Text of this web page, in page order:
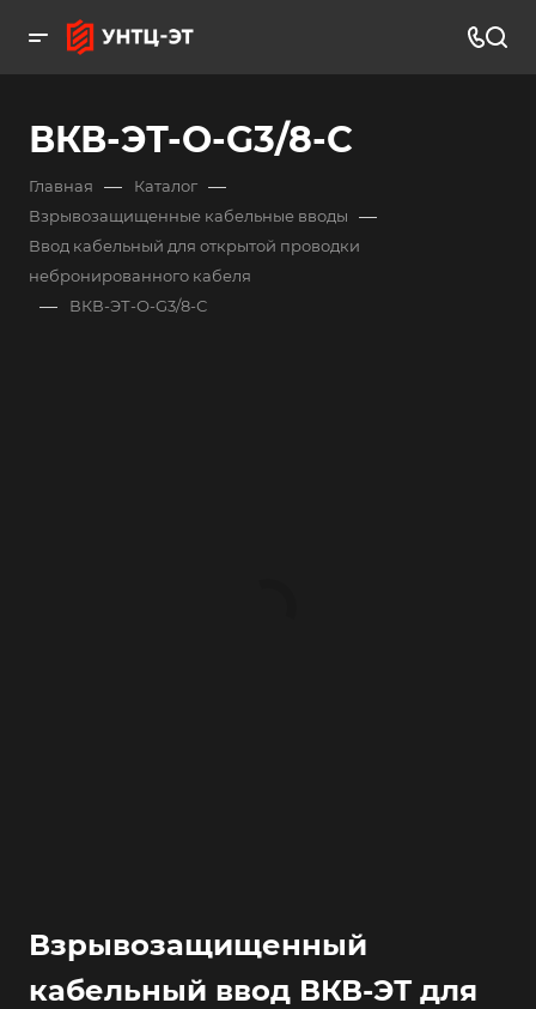
ВКВ-ЭТ-О-G3/8-С
Главная — Каталог —
Взрывозащищенные кабельные вводы —
Ввод кабельный для открытой проводки
небронированного кабеля
— ВКВ-ЭТ-О-G3/8-С
Взрывозащищенный
кабельный ввод ВКВ-ЭТ для